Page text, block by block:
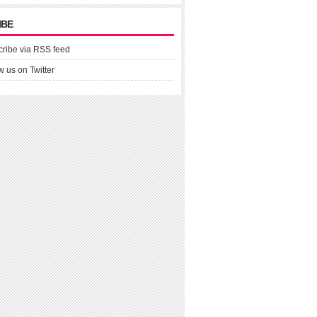
via RSS feed
us on Twitter